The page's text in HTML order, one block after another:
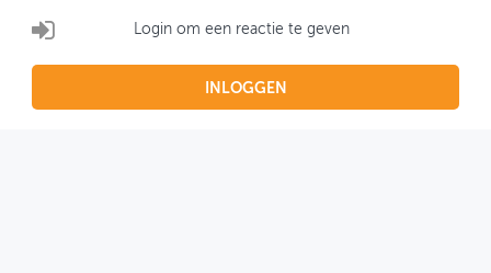
Login om een reactie te geven
INLOGGEN